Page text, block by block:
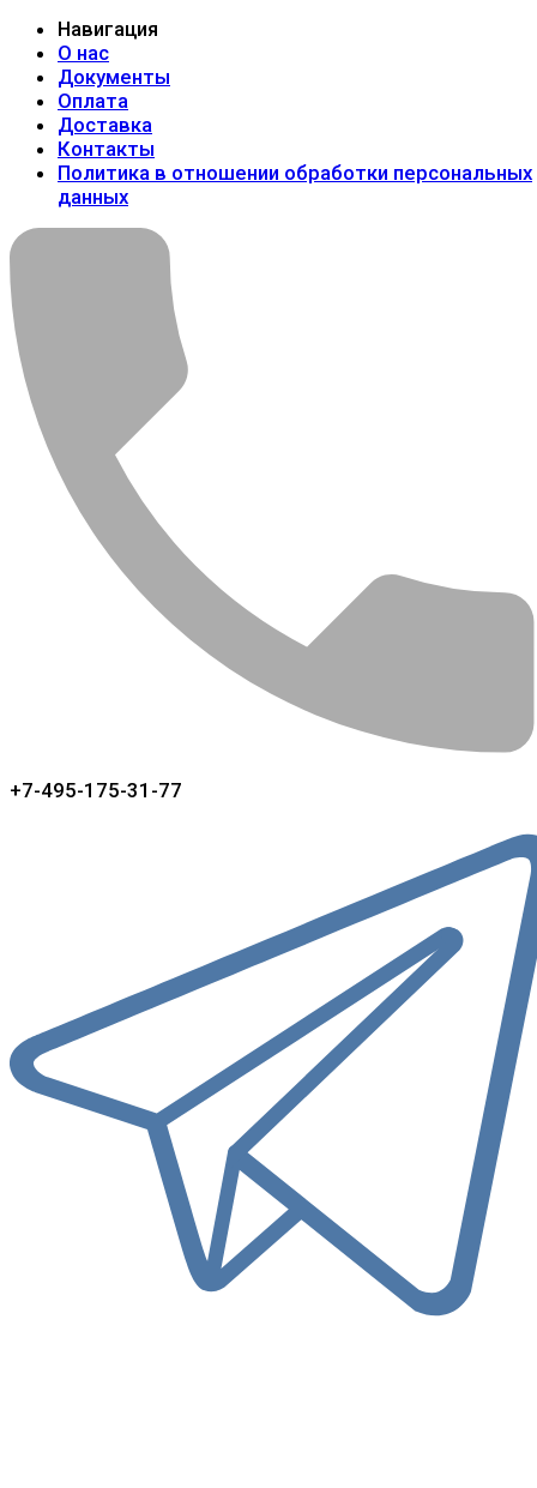
Навигация
О нас
Документы
Оплата
Доставка
Контакты
Политика в отношении обработки персональных
данных
+7-495-175-31-77